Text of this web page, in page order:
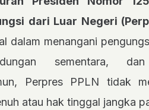
dari Luar Negeri
dalam menangani
sementara,
Perpres PPLN tidak
atau hak tinggal jangka